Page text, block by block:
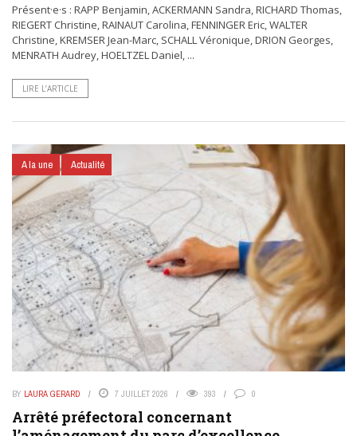
Présent·e·s : RAPP Benjamin, ACKERMANN Sandra, RICHARD Thomas,
RIEGERT Christine, RAINAUT Carolina, FENNINGER Eric, WALTER
Christine, KREMSER Jean-Marc, SCHALL Véronique, DRION Georges,
MENRATH Audrey, HOELTZEL Daniel, ...
LIRE L’ARTICLE
A la une Actualité
BY LAURA GERARD 7 JUILLET 2026 393 0
Arrêté préfectoral concernant